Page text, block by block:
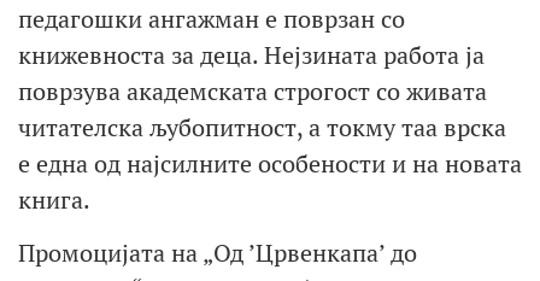
педагошки ангажман е поврзан со
книжевноста за деца. Нејзината работа ја
поврзува академската строгост со живата
читателска љубопитност, а токму таа врска
е една од најсилните особености и на новата
книга.
Промоцијата на „Од ’Црвенкапа’ до